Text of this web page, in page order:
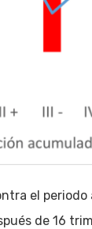
el
de 16